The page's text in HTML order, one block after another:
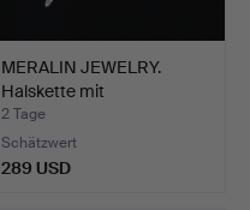
MERALIN JEWELRY.
Halskette mit
Sternanhäng…
2 Tage
Schätzwert
289 USD